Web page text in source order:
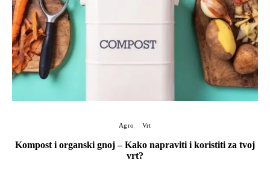
Agro Vrt
Kompost i organski gnoj – Kako napraviti i koristiti za tvoj
vrt?